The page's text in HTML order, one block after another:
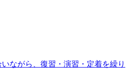
ながら、復習・演習・定着を繰り